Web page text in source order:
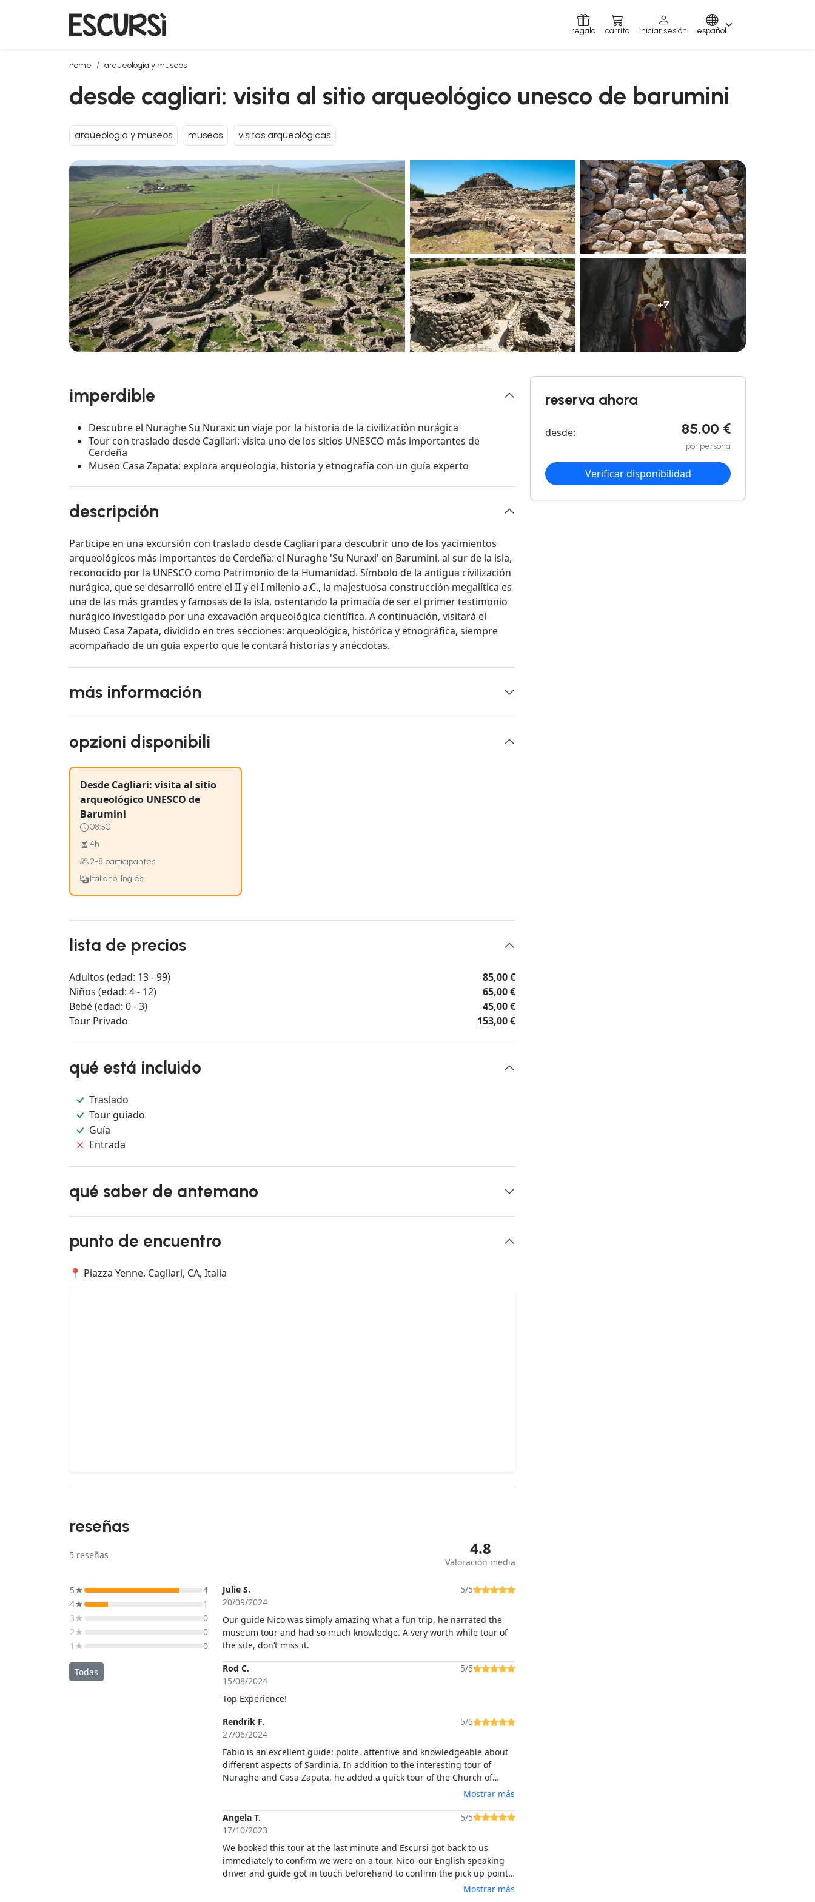
regalo carrito iniciar sesión español
home arqueologia y museos
desde cagliari: visita al sitio arqueológico unesco de barumini
desde cagliari: visita al sitio arqueológico unesco de barumini
arqueologia y museos museos visitas arqueológicas
+7
imperdible
Descubre el Nuraghe Su Nuraxi: un viaje por la historia de la civilización nurágica
Tour con traslado desde Cagliari: visita uno de los sitios UNESCO más importantes de
Cerdeña
Museo Casa Zapata: explora arqueología, historia y etnografía con un guía experto
descripción
Participe en una excursión con traslado desde Cagliari para descubrir uno de los yacimientos
arqueológicos más importantes de Cerdeña: el Nuraghe 'Su Nuraxi' en Barumini, al sur de la isla,
reconocido por la UNESCO como Patrimonio de la Humanidad. Símbolo de la antigua civilización
nurágica, que se desarrolló entre el II y el I milenio a.C., la majestuosa construcción megalítica es
una de las más grandes y famosas de la isla, ostentando la primacía de ser el primer testimonio
nurágico investigado por una excavación arqueológica científica. A continuación, visitará el
Museo Casa Zapata, dividido en tres secciones: arqueológica, histórica y etnográfica, siempre
acompañado de un guía experto que le contará historias y anécdotas.
más información
opzioni disponibili
Desde Cagliari: visita al sitio
arqueológico UNESCO de
Barumini
08:50
4h
2-8 participantes
Italiano, Inglés
lista de precios
Adultos (edad: 13 - 99)
85,00 €
Niños (edad: 4 - 12)
65,00 €
Bebé (edad: 0 - 3)
45,00 €
Tour Privado
153,00 €
qué está incluido
Traslado
Tour guiado
Guía
Entrada
qué saber de antemano
punto de encuentro
📍 Piazza Yenne, Cagliari, CA, Italia
reseñas
5 reseñas 4.8
Valoración media
5★
4
4★
1
3★
0
2★
0
1★
0
Todas
Julie S.
20/09/2024
5/5
Our guide Nico was simply amazing what a fun trip, he narrated the
museum tour and had so much knowledge. A very worth while tour of
the site, don’t miss it.
Rod C.
15/08/2024
5/5
Top Experience!
Rendrik F.
27/06/2024
5/5
Fabio is an excellent guide: polite, attentive and knowledgeable about
different aspects of Sardinia. In addition to the interesting tour of
Nuraghe and Casa Zapata, he added a quick tour of the Church of
Saint Peter in Tuili to show us a magnificent altarpiece by Maestro di
Mostrar más
Angela T.
17/10/2023
5/5
We booked this tour at the last minute and Escursi got back to us
immediately to confirm we were on a tour. Nico' our English speaking
driver and guide got in touch beforehand to confirm the pick up point
Mostrar más
reserva ahora
desde: 85,00 €
por persona
Verificar disponibilidad